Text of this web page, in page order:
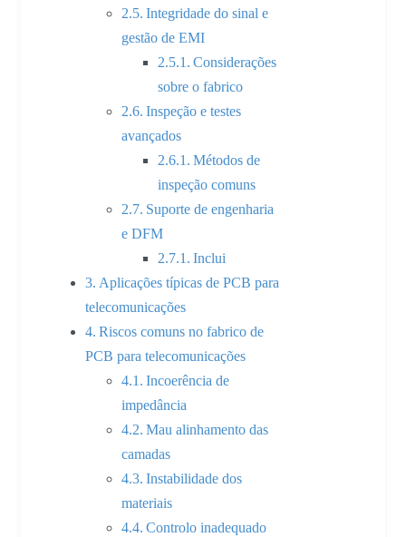
Integridade do sinal e
gestão de EMI
Considerações
sobre o fabrico
Inspeção e testes
avançados
Métodos de
inspeção comuns
Suporte de engenharia
e DFM
Inclui
Aplicações típicas de PCB para
telecomunicações
Riscos comuns no fabrico de
PCB para telecomunicações
Incoerência de
impedância
Mau alinhamento das
camadas
Instabilidade dos
materiais
Controlo inadequado